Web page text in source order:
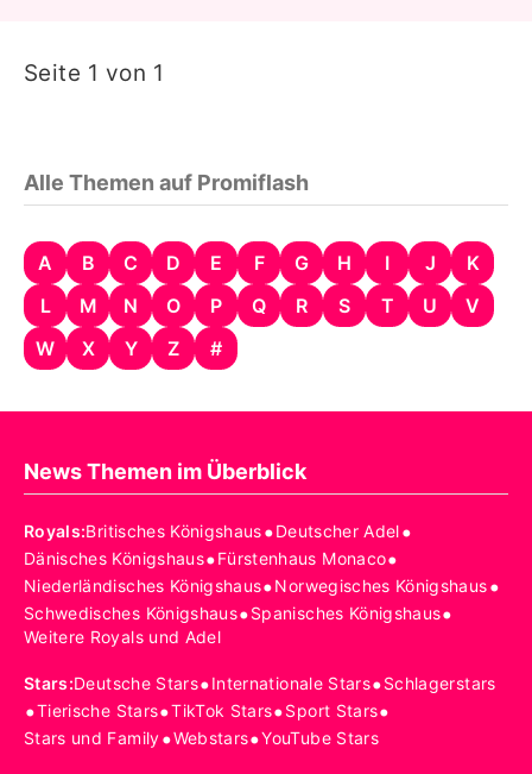
Seite 1 von 1
Alle Themen auf Promiflash
A B C D E F G H I J
K
L
M N O P Q R S T U
V
W
X Y Z #
News Themen im Überblick
Royals:Britisches Königshaus•Deutscher Adel•
Dänisches Königshaus•Fürstenhaus Monaco•
Niederländisches Königshaus•Norwegisches Königshaus•
Schwedisches Königshaus•Spanisches Königshaus•
Weitere Royals und Adel
Stars:Deutsche Stars•Internationale Stars•Schlagerstars
•Tierische Stars•TikTok Stars•Sport Stars•
Stars und Family•Webstars•YouTube Stars